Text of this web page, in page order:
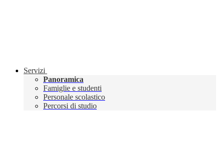
Servizi
Panoramica
Famiglie e studenti
Personale scolastico
Percorsi di studio